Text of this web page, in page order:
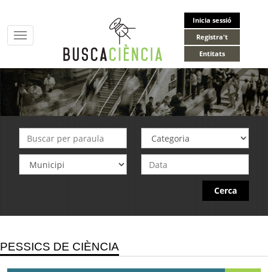
Inicia sessió
Registra't
Entitats
Toggle
navigation
Cerca
PESSICS DE CIÈNCIA